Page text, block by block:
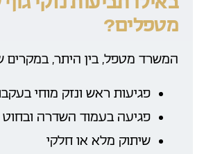
מטפלים?
המשרד מטפל, בין היתר, במקרים
פגיעות ראש ונזק מוחי
פגיעה בעמוד השדרה
שיתוק מלא או חלקי